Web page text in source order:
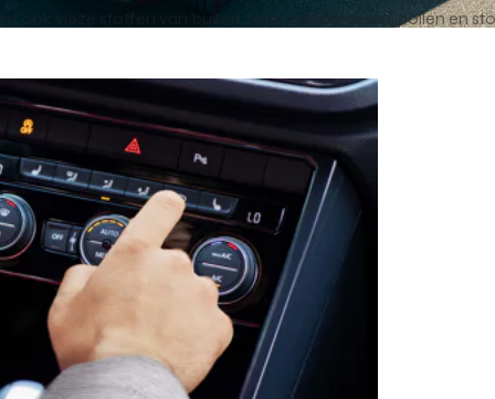
ook vieze stoffen van buiten zoals uitlaatgassen, pollen en